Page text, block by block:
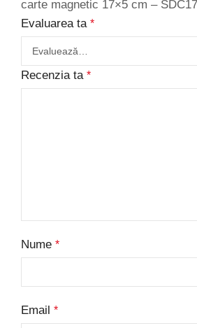
carte magnetic 17×5 cm –
Evaluarea ta *
Recenzia ta *
Nume *
Email *